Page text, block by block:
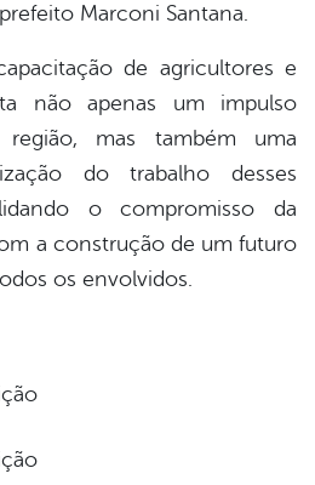
Marconi Santana.
de agricultores e
não apenas um impulso
mas também uma
do trabalho desses
o compromisso da
a construção de um futuro
os envolvidos.